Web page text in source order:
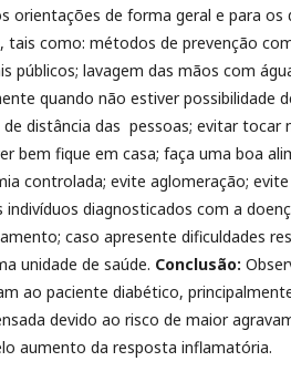
orientações de forma geral e para os
tais como: métodos de prevenção
públicos; lavagem das mãos com
quando não estiver possibilidade
distância das pessoas; evitar tocar
bem fique em casa; faça uma boa
controlada; evite aglomeração; evite
indivíduos diagnosticados com a
caso apresente dificuldades
unidade de saúde. Conclusão:
ao paciente diabético,
devido ao risco de maior
aumento da resposta inflamatória.